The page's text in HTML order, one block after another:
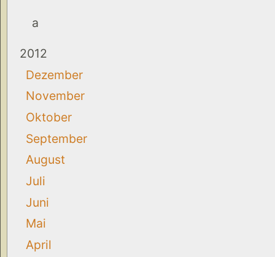
a
2012
Dezember
November
Oktober
September
August
Juli
Juni
Mai
April